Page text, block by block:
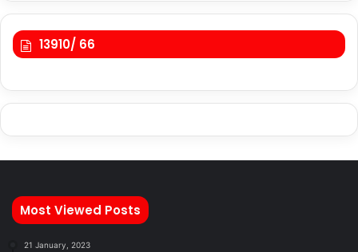
13910/ 66
Most Viewed Posts
21 January, 2023